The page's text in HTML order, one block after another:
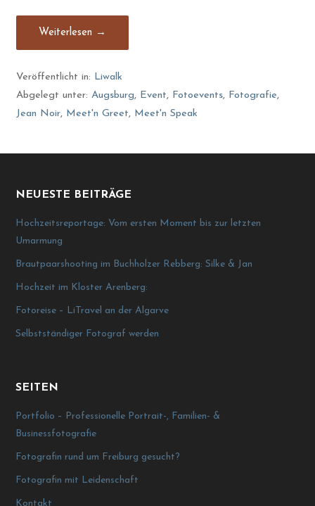
Weiterlesen →
Veröffentlicht in: Liwalk
Abgelegt unter:Augsburg, Event, Fotoevents, Fotografie,
Jean Noir, Meet'n Greet, Meet'n Speak
NEUESTE BEITRÄGE
Hochzeitsreportage: Vom ersten Moment bis zur letzten
Umarmung
Brautpaarshooting im Buchholzer Rebberg: Silke & Jan
Hochzeit im Kloster Arenberg:
Fotoreise – LiTravel an der Algarve
Selbstständiger Fotograf werden
SEITEN
Portfolio – Professionelle Portrait-, Familien- &
Businessfotografie
Fotografin rund um Freiburg gesucht?
Fotografin mit Leidenschaft
Kontakt